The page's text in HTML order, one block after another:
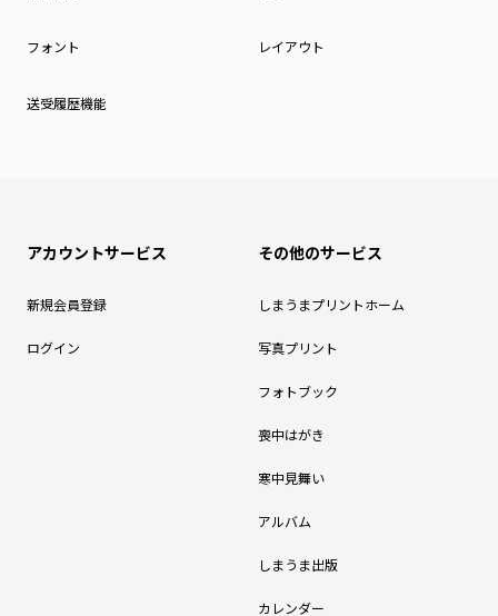
フォント レイアウト
送受履歴機能
アカウントサービス
新規会員登録
ログイン
その他のサービス
しまうまプリントホーム
写真プリント
フォトブック
喪中はがき
寒中見舞い
アルバム
しまうま出版
カレンダー